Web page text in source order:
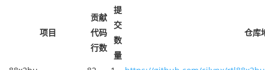
项目
贡献
代码
行数
提
交
数
量
仓库